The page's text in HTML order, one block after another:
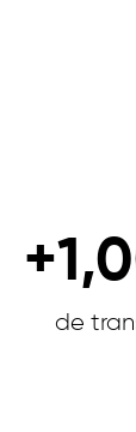
de
+